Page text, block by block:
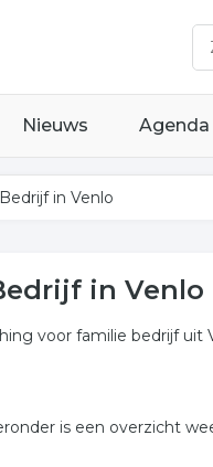
Nieuws Agenda
in Venlo
in Venlo
voor familie bedrijf uit
is een overzicht